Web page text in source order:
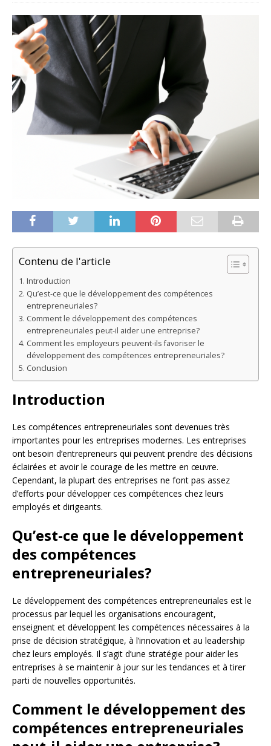
Contenu de l'article
Introduction
Qu’est-ce que le développement des compétences
entrepreneuriales?
Comment le développement des compétences
entrepreneuriales peut-il aider une entreprise?
Comment les employeurs peuvent-ils favoriser le
développement des compétences entrepreneuriales?
Conclusion
Introduction
Les compétences entrepreneuriales sont devenues très
importantes pour les entreprises modernes. Les entreprises
ont besoin d’entrepreneurs qui peuvent prendre des décisions
éclairées et avoir le courage de les mettre en œuvre.
Cependant, la plupart des entreprises ne font pas assez
d’efforts pour développer ces compétences chez leurs
employés et dirigeants.
Qu’est-ce que le développement
des compétences
entrepreneuriales?
Le développement des compétences entrepreneuriales est le
processus par lequel les organisations encouragent,
enseignent et développent les compétences nécessaires à la
prise de décision stratégique, à l’innovation et au leadership
chez leurs employés. Il s’agit d’une stratégie pour aider les
entreprises à se maintenir à jour sur les tendances et à tirer
parti de nouvelles opportunités.
Comment le développement des
compétences entrepreneuriales